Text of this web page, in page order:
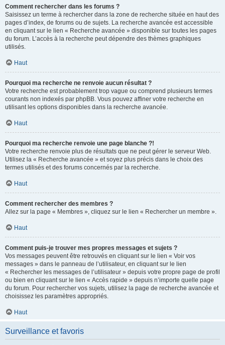
Comment rechercher dans les forums ?
Saisissez un terme à rechercher dans la zone de recherche située en haut des
pages d’index, de forums ou de sujets. La recherche avancée est accessible
en cliquant sur le lien « Recherche avancée » disponible sur toutes les pages
du forum. L’accès à la recherche peut dépendre des thèmes graphiques
utilisés.
Haut
Pourquoi ma recherche ne renvoie aucun résultat ?
Votre recherche est probablement trop vague ou comprend plusieurs termes
courants non indexés par phpBB. Vous pouvez affiner votre recherche en
utilisant les options disponibles dans la recherche avancée.
Haut
Pourquoi ma recherche renvoie une page blanche ?!
Votre recherche renvoie plus de résultats que ne peut gérer le serveur Web.
Utilisez la « Recherche avancée » et soyez plus précis dans le choix des
termes utilisés et des forums concernés par la recherche.
Haut
Comment rechercher des membres ?
Allez sur la page « Membres », cliquez sur le lien « Rechercher un membre ».
Haut
Comment puis-je trouver mes propres messages et sujets ?
Vos messages peuvent être retrouvés en cliquant sur le lien « Voir vos
messages » dans le panneau de l’utilisateur, en cliquant sur le lien
« Rechercher les messages de l’utilisateur » depuis votre propre page de profil
ou bien en cliquant sur le lien « Accès rapide » depuis n’importe quelle page
du forum. Pour rechercher vos sujets, utilisez la page de recherche avancée et
choisissez les paramètres appropriés.
Haut
Surveillance et favoris